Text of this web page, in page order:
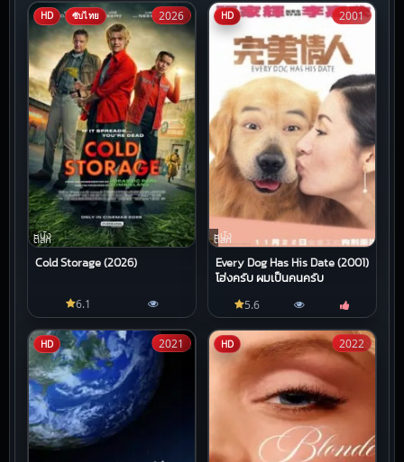
HD ซับไทย
หนัง
ตลก
Cold Storage (2026)
2026
6.1
HD
หนัง
ตลก
Every Dog Has His Date (2001)
โฮ่งครับ ผมเป็นคนครับ
2001
5.6
HD 2021 HD 2022